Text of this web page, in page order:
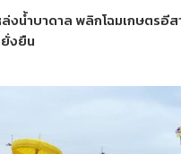
งน้ำบาดาล พลิกโฉมเกษตรอีส
งยืน